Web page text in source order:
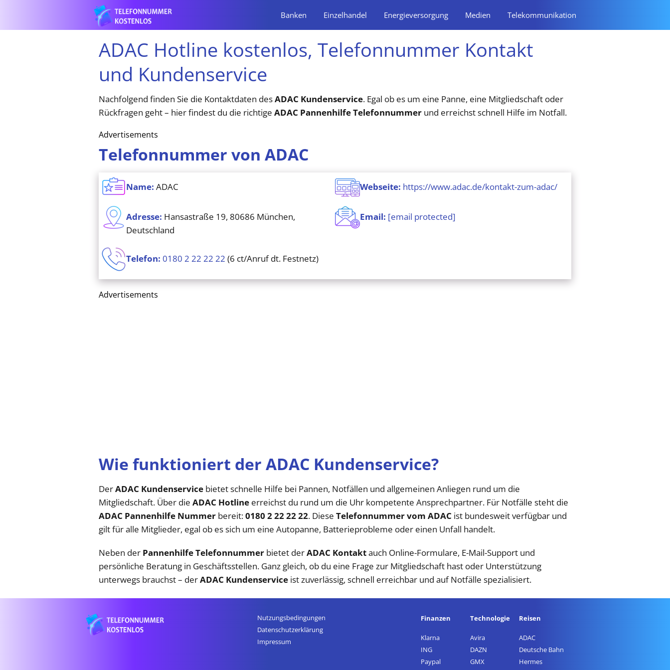
Banken Einzelhandel Energieversorgung Medien Telekommunikation
ADAC Hotline kostenlos, Telefonnummer Kontakt
und Kundenservice
Nachfolgend finden Sie die Kontaktdaten desADAC Kundenservice. Egal ob es um eine Panne, eine Mitgliedschaft oder
Rückfragen geht – hier findest du die richtige ADAC Pannenhilfe Telefonnummer und erreichst schnell Hilfe im Notfall.
Advertisements
Telefonnummer von ADAC
Name: ADAC
Adresse: Hansastraße 19, 80686 München,
Deutschland
Telefon: 0180 2 22 22 22 (6 ct/Anruf dt. Festnetz)
Webseite: https://www.adac.de/kontakt-zum-adac/
Email: [email protected]
Advertisements
Wie funktioniert der ADAC Kundenservice?
DerADAC Kundenservice bietet schnelle Hilfe bei Pannen, Notfällen und allgemeinen Anliegen rund um die
Mitgliedschaft. Über die ADAC Hotline erreichst du rund um die Uhr kompetente Ansprechpartner. Für Notfälle steht die
ADAC Pannenhilfe Nummer bereit:0180 2 22 22 22. Diese Telefonnummer vom ADAC ist bundesweit verfügbar und
gilt für alle Mitglieder, egal ob es sich um eine Autopanne, Batterieprobleme oder einen Unfall handelt.
Neben der Pannenhilfe Telefonnummer bietet derADAC Kontaktauch Online-Formulare, E-Mail-Support und
persönliche Beratung in Geschäftsstellen. Ganz gleich, ob du eine Frage zur Mitgliedschaft hast oder Unterstützung
unterwegs brauchst – derADAC Kundenservice ist zuverlässig, schnell erreichbar und auf Notfälle spezialisiert.
Nutzungsbedingungen
Datenschutz­erklärung
Impressum
Finanzen
Klarna
ING
Paypal
Technologie
Avira
DAZN
GMX
Reisen
ADAC
Deutsche Bahn
Hermes